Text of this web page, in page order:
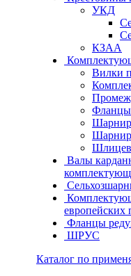
УКД
КЗАА
Вилки
Фланцы
Валы
европейских
Фланцы
ШРУС
Каталог по